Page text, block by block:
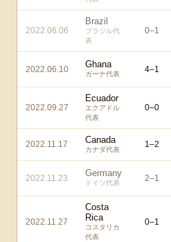
2022.06.06
Brazil
ブラジル代
表
0–1
2022.06.10 Ghana
ガーナ代表 4–1
2022.09.27
Ecuador
エクアドル
代表
0–0
2022.11.17 Canada
カナダ代表
1–2
2022.11.23 Germany
ドイツ代表 2–1
2022.11.27
Costa
Rica
コスタリカ
代表
0–1